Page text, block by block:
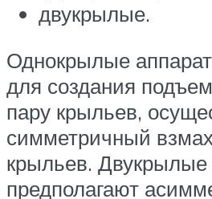
двукрылые.
Однокрылые
для создания
пару крыльев,
симметричный
крыльев.
предполагают